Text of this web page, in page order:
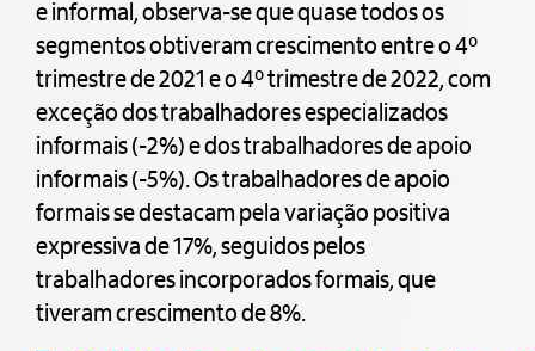
e informal, observa-se que quase todos os
segmentos obtiveram crescimento entre o 4º
trimestre de 2021 e o 4º trimestre de 2022, com
exceção dos trabalhadores especializados
informais (-2%) e dos trabalhadores de apoio
informais (-5%). Os trabalhadores de apoio
formais se destacam pela variação positiva
expressiva de 17%, seguidos pelos
trabalhadores incorporados formais, que
tiveram crescimento de 8%.